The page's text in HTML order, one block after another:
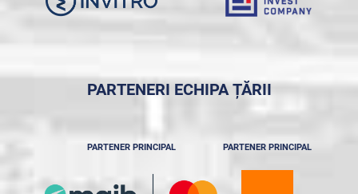
PARTENERI ECHIPA ȚĂRII
PARTENER PRINCIPAL PARTENER PRINCIPAL